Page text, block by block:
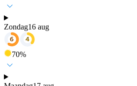
Zondag16 aug
70%